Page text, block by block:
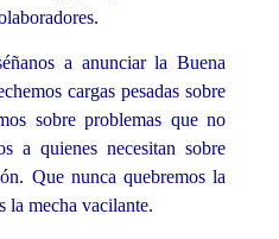
a anunciar la Buena
cargas pesadas sobre
sobre problemas que no
a quienes necesitan sobre
Que nunca quebremos la
la mecha vacilante.